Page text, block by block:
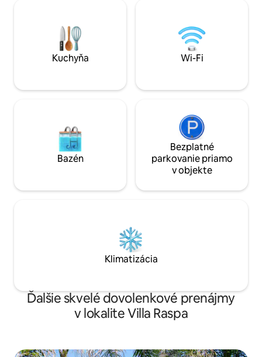
Poznámka: Plážový klub má tiež bazén s
denným/používateľským poplatkom.
od dostupnosti.
more a každý
intenzívne a
Kuchyňa Wi-Fi
Bazén
Bezplatné
parkovanie priamo
v objekte
Klimatizácia
Ďalšie skvelé dovolenkové prenájmy
v lokalite Villa Raspa